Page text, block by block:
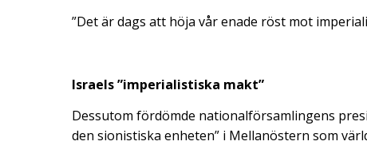
”Det är dags att höja vår enade röst mot
Israels ”imperialistiska makt”
Dessutom fördömde nationalförsamlingens
den sionistiska enheten” i Mellanöstern som